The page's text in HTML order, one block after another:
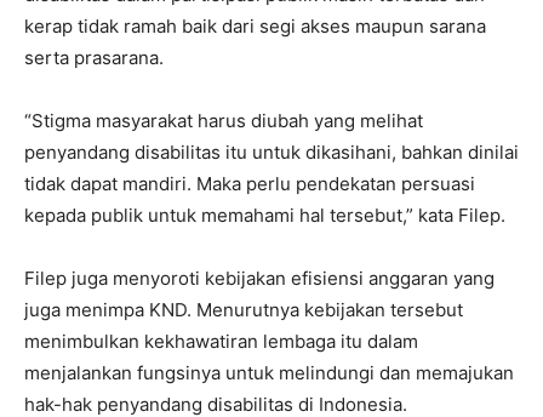
kerap tidak ramah baik dari segi akses maupun sarana
serta prasarana.
“Stigma masyarakat harus diubah yang melihat
penyandang disabilitas itu untuk dikasihani, bahkan dinilai
tidak dapat mandiri. Maka perlu pendekatan persuasi
kepada publik untuk memahami hal tersebut,” kata Filep.
Filep juga menyoroti kebijakan efisiensi anggaran yang
juga menimpa KND. Menurutnya kebijakan tersebut
menimbulkan kekhawatiran lembaga itu dalam
menjalankan fungsinya untuk melindungi dan memajukan
hak-hak penyandang disabilitas di Indonesia.